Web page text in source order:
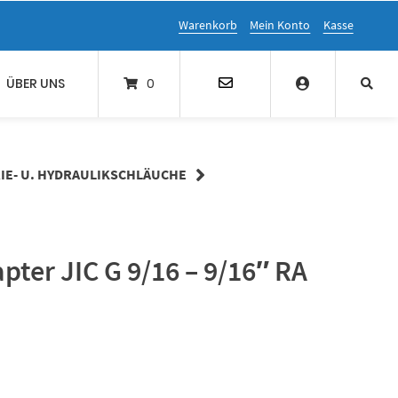
Warenkorb Mein Konto Kasse
ÜBER UNS 0
U. HYDRAULIKSCHLÄUCHE
JIC G 9/16 – 9/16″ RA